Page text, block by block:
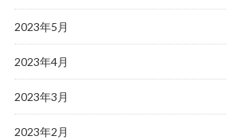
2023年5月
2023年4月
2023年3月
2023年2月